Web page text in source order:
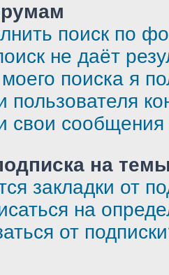
поиск по
не даёт
поиска я
пользователя
свои
на
закладки от
на
от